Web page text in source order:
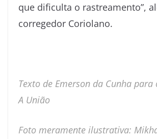
que dificulta o rastreamento”,
corregedor Coriolano.
Texto de Emerson da Cunha para
A União
Foto meramente ilustrativa: